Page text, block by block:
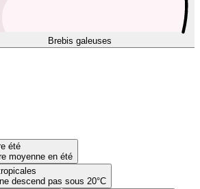
Brebis galeuses
été
moyenne en été
descend pas sous 20°C